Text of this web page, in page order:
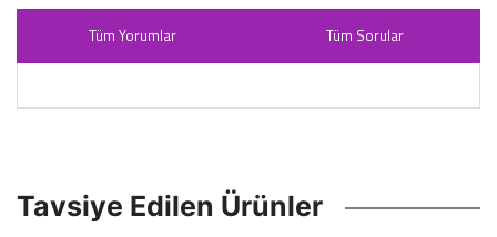
Tüm Yorumlar Tüm Sorular
Tavsiye Edilen Ürünler